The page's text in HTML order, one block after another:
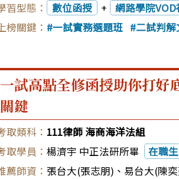
數位函授
+
網路學院
一試實務選題班
二試判
一試高點全修函授助你打好
關鍵
111律師 海商海洋法組
楊濟宇 中正法研所畢
在職生
張台大(張志朋) 、 易台大(陳